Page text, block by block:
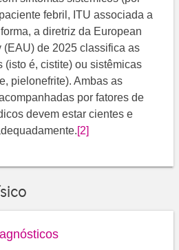
febril, ITU associada a
forma, a diretriz da European
de 2025 classifica as
(isto é, cistite) ou sistêmicas
pielonefrite). Ambas as
por fatores de
devem estar cientes e
[2]